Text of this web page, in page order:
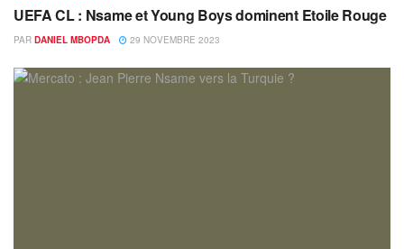
UEFA CL : Nsame et Young Boys dominent Etoile Rouge
PAR DANIEL MBOPDA 29 NOVEMBRE 2023